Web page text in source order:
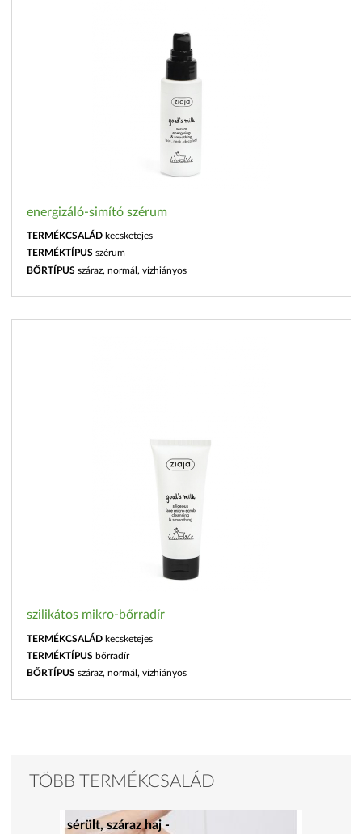
energizáló-simító szérum
TERMÉKCSALÁD kecsketejes
TERMÉKTÍPUS szérum
BŐRTÍPUS száraz, normál, vízhiányos
szilikátos mikro-bőrradír
TERMÉKCSALÁD kecsketejes
TERMÉKTÍPUS bőrradír
BŐRTÍPUS száraz, normál, vízhiányos
TÖBB TERMÉKCSALÁD
sérült, száraz haj -